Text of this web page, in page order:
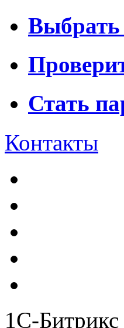
Выбрать
Стать
Контакты
1С-Битрикс